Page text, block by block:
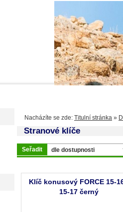
Nacházíte se zde: Titulní stránka »
Stranové klíče
Seřadit
Klíč konusový FORCE 15-
15-17 černý